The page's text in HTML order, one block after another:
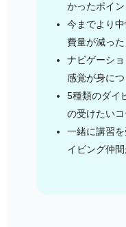
かったポイン
今までより
費量が減った
ナビゲーシ
感覚が身につ
5種類のダイ
の受けたいコ
一緒に講習
イビング仲間